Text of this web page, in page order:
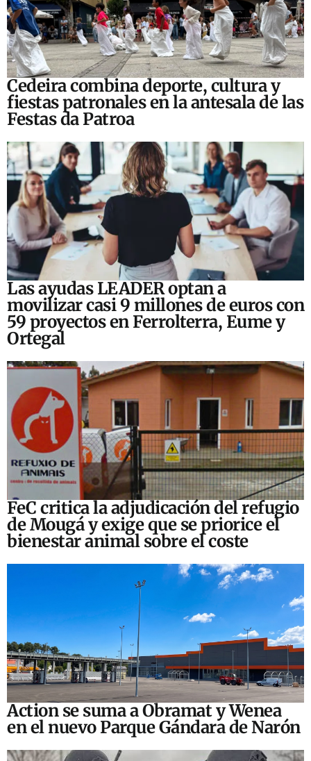
Cedeira combina deporte, cultura y
fiestas patronales en la antesala de las
Festas da Patroa
Las ayudas LEADER optan a
movilizar casi 9 millones de euros con
59 proyectos en Ferrolterra, Eume y
Ortegal
FeC critica la adjudicación del refugio
de Mougá y exige que se priorice el
bienestar animal sobre el coste
Action se suma a Obramat y Wenea
en el nuevo Parque Gándara de Narón